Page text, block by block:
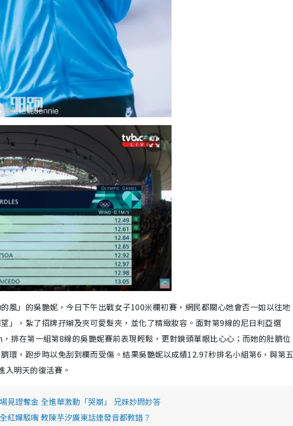
風」的吳艷妮，今日下午出戰女子100米欄初賽，網民都關心她會否一如以往地
」，紮了招牌孖辮及夾可愛髮夾，並化了精緻妝容。面對第9線的尼日利亞選
排在第一組第8線的吳艷妮賽前表現輕鬆，更對鏡頭單眼比心心；而她的肚臍位
環，跑步時以免刮到欄而受傷。結果吳艷妮以成績12.97秒排名小組第6，與第五
入明天的復活賽。
見證奪金 全進華激動「哭崩」 兄妹妙問妙答
紅嬋駁嘴 教陳芋汐廣東話連發音都教錯？